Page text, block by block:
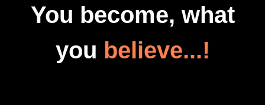
You become, what
you believe...!